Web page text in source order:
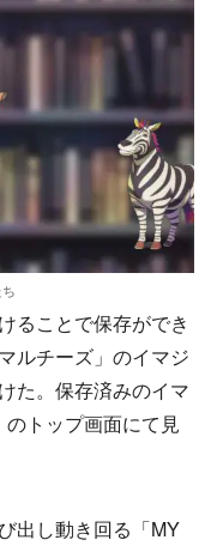
ることで保存ができ
ルチーズ」のイマジ
た。保存済みのイマ
トップ画面にて見
出し動き回る「MY